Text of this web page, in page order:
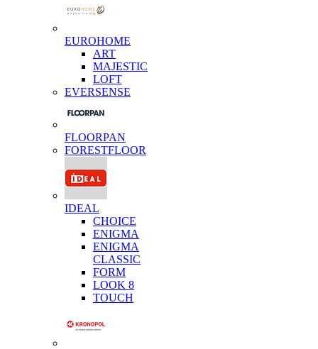
EUROHOME
ART
MAJESTIC
LOFT
EVERSENSE
FLOORPAN
FORESTFLOOR
IDEAL
CHOICE
ENIGMA
ENIGMA
CLASSIC
FORM
LOOK 8
TOUCH